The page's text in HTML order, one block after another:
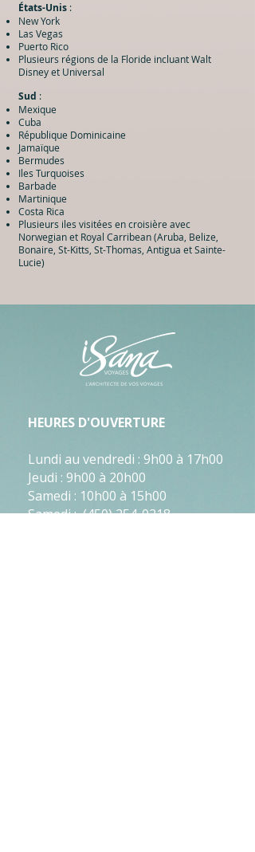
États-Unis :
New York
Las Vegas
Puerto Rico
Plusieurs régions de la Floride incluant Walt
Disney et Universal
Sud :
Mexique
Cuba
République Dominicaine
Jamaïque
Bermudes
Iles Turquoises
Barbade
Martinique
Costa Rica
Plusieurs iles visitées en croisière avec
Norwegian et Royal Carribean (Aruba, Belize,
Bonaire, St-Kitts, St-Thomas, Antigua et Sainte-
Lucie)
HEURES D'OUVERTURE
Lundi au vendredi : 9h00 à 17h00
Jeudi : 9h00 à 20h00
Samedi : 10h00 à 15h00
Samedi : (450) 254-0218